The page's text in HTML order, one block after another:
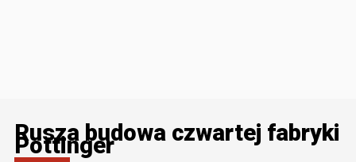
Rusza budowa czwartej fabryki
Pöttinger